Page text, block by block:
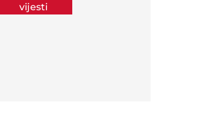
vijesti